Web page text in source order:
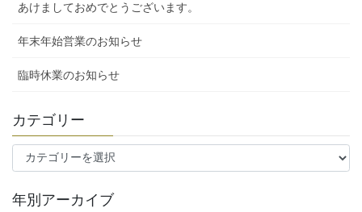
あけましておめでとうございます。
年末年始営業のお知らせ
臨時休業のお知らせ
カテゴリー
テ
リ
年別アーカイブ